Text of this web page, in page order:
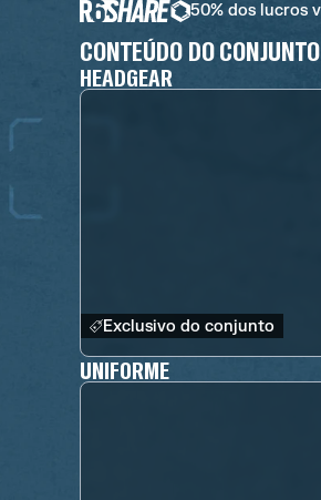
50% dos lucros
CONTEÚDO DO CONJUNTO
HEADGEAR
Exclusivo do conjunto
UNIFORME